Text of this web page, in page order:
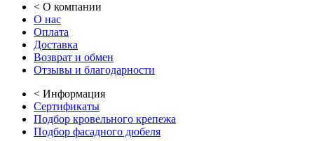
< О компании
О нас
Оплата
Доставка
Возврат и обмен
Отзывы и благодарности
< Информация
Сертификаты
Подбор кровельного крепежа
Подбор фасадного дюбеля